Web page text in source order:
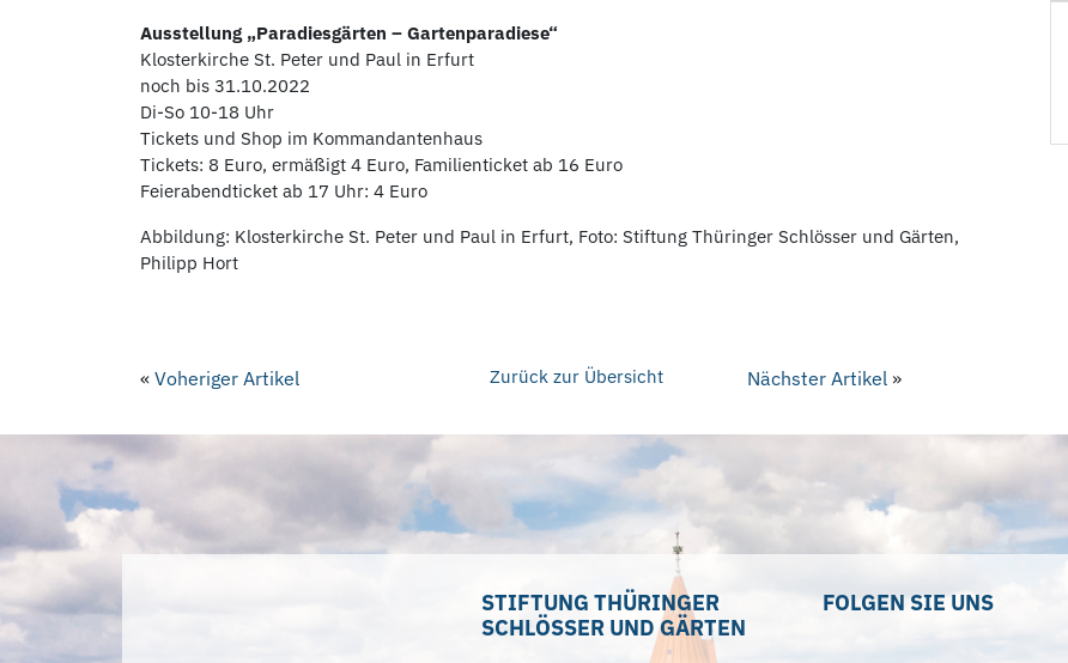
Ausstellung „Paradiesgärten – Gartenparadiese“
Klosterkirche St. Peter und Paul in Erfurt
noch bis 31.10.2022
Di-So 10-18 Uhr
Tickets und Shop im Kommandantenhaus
Tickets: 8 Euro, ermäßigt 4 Euro, Familienticket ab 16 Euro
Feierabendticket ab 17 Uhr: 4 Euro
Abbildung: Klosterkirche St. Peter und Paul in Erfurt, Foto: Stiftung Thüringer Schlösser und Gärten,
Philipp Hort
« Voheriger Artikel Zurück zur Übersicht Nächster Artikel»
STIFTUNG THÜRINGER
SCHLÖSSER UND GÄRTEN
FOLGEN SIE UNS